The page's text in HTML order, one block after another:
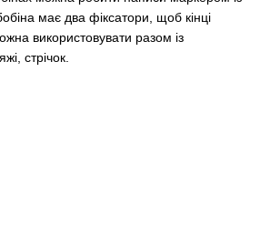
має два фіксатори, щоб кінці
використовувати разом із
стрічок.